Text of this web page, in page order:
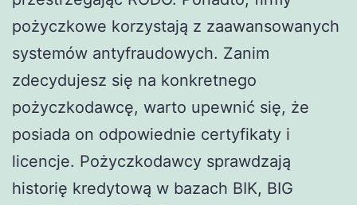
pożyczkowe korzystają z zaawansowanych
systemów antyfraudowych. Zanim
zdecydujesz się na konkretnego
pożyczkodawcę, warto upewnić się, że
posiada on odpowiednie certyfikaty i
licencje. Pożyczkodawcy sprawdzają
historię kredytową w bazach BIK, BIG